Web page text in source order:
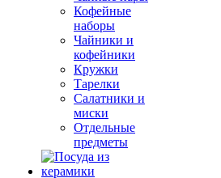
Кофейные
наборы
Чайники и
кофейники
Кружки
Тарелки
Салатники и
миски
Отдельные
предметы